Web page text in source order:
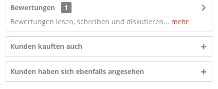
Bewertungen
1
Bewertungen lesen, schreiben und diskutieren... mehr
Kunden kauften auch
Kunden haben sich ebenfalls angesehen